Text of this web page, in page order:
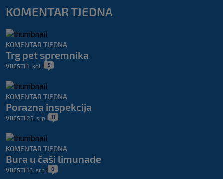
KOMENTAR TJEDNA
KOMENTAR TJEDNA
Trg pet spremnika
VIJESTI 1. kol. 5
KOMENTAR TJEDNA
Porazna inspekcija
VIJESTI 25. srp. 11
KOMENTAR TJEDNA
Bura u čaši limunade
VIJESTI 18. srp. 0